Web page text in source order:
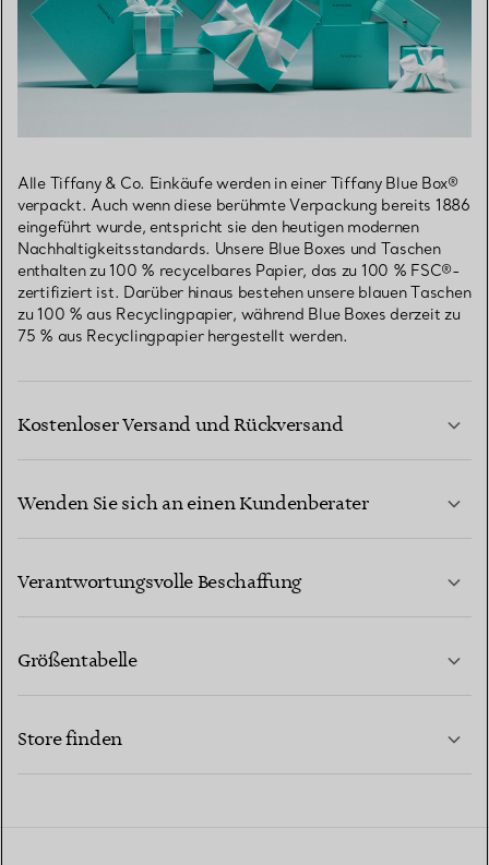
Alle Tiffany & Co. Einkäufe werden in einer Tiffany Blue Box®
verpackt. Auch wenn diese berühmte Verpackung bereits 1886
eingeführt wurde, entspricht sie den heutigen modernen
Nachhaltigkeitsstandards. Unsere Blue Boxes und Taschen
enthalten zu 100 % recycelbares Papier, das zu 100 % FSC®-
zertifiziert ist. Darüber hinaus bestehen unsere blauen Taschen
zu 100 % aus Recyclingpapier, während Blue Boxes derzeit zu
75 % aus Recyclingpapier hergestellt werden.
Kostenloser Versand und Rückversand
Wenden Sie sich an einen Kundenberater
Verantwortungsvolle Beschaffung
Größentabelle
Store finden